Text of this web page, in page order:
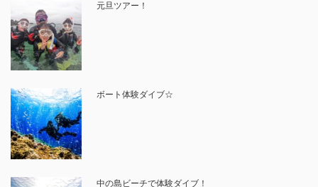
元旦ツアー！
ボート体験ダイブ☆
中の島ビーチで体験ダイブ！